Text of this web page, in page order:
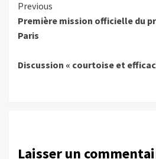
Continue
Reading
Previous
Première mission officielle du
Paris
Discussion « courtoise et
Laisser un